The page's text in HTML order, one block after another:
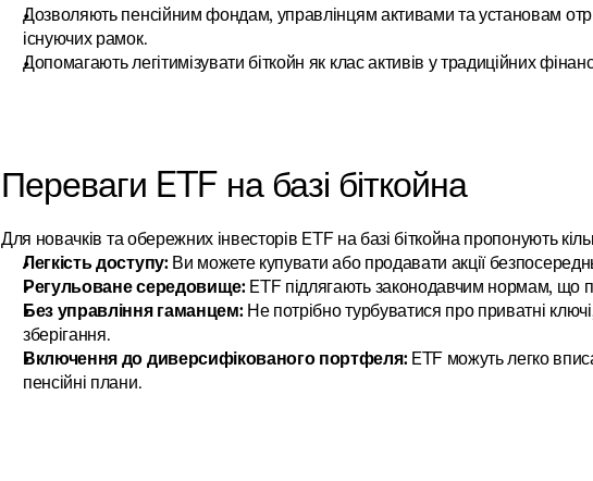
Дозволяють пенсійним фондам, управлінцям активами та установам
існуючих рамок.
Допомагають легітимізувати біткойн як клас активів у традиційних
Переваги ETF на базі біткойна
Для новачків та обережних інвесторів ETF на базі біткойна пропонують
Легкість доступу: Ви можете купувати або продавати акції
Регульоване середовище: ETF підлягають законодавчим нормам, що
Без управління гаманцем: Не потрібно турбуватися про приватні
зберігання.
Включення до диверсифікованого портфеля: ETF можуть легко
пенсійні плани.